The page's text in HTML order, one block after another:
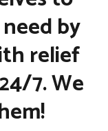
by
relief
7. We